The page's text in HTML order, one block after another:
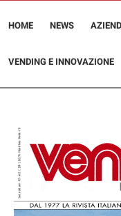
HOME NEWS
VENDING E INNOVAZIONE